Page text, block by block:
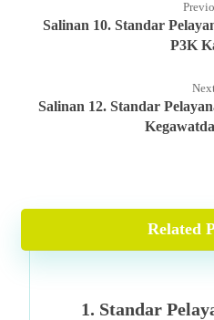
Salinan 10. Standar
P3K
Salinan 12. Standar
Related
1. Standar